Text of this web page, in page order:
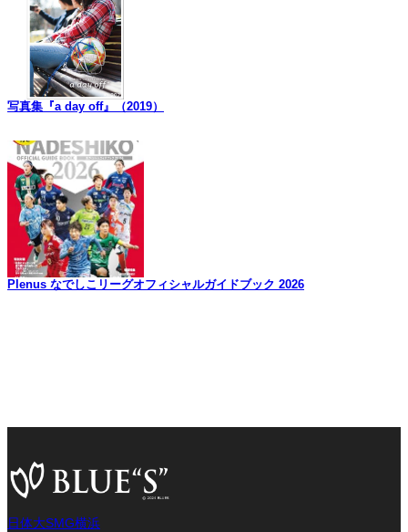
写真集『a day off』（2019）
Plenus なでしこリーグオフィシャルガイドブック 2026
日体大SMG横浜